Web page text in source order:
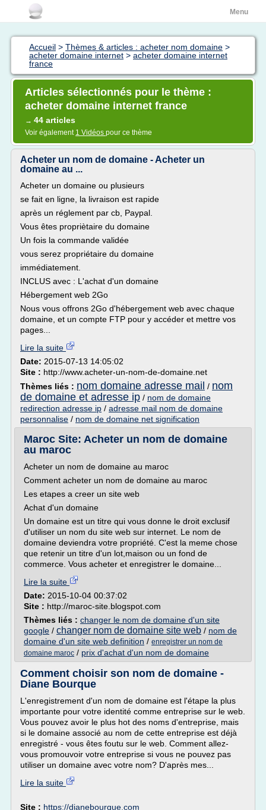
Menu
Accueil > Thèmes & articles : acheter nom domaine >
acheter domaine internet > acheter domaine internet
france
Articles sélectionnés pour le thème :
acheter domaine internet france
→ 44 articles
Voir également 1 Vidéos pour ce thème
Acheter un nom de domaine - Acheter un
domaine au ...
Acheter un domaine ou plusieurs
se fait en ligne, la livraison est rapide
après un réglement par cb, Paypal.
Vous êtes propriètaire du domaine
Un fois la commande validée
vous serez propriétaire du domaine
immédiatement.
INCLUS avec : L'achat d'un domaine
Hébergement web 2Go
Nous vous offrons 2Go d'hébergement web avec chaque
domaine, et un compte FTP pour y accéder et mettre vos
pages...
Lire la suite
Date: 2015-07-13 14:05:02
Site : http://www.acheter-un-nom-de-domaine.net
Thèmes liés : nom domaine adresse mail / nom
de domaine et adresse ip / nom de domaine
redirection adresse ip / adresse mail nom de domaine
personnalise / nom de domaine net signification
Maroc Site: Acheter un nom de domaine
au maroc
Acheter un nom de domaine au maroc
Comment acheter un nom de domaine au maroc
Les etapes a creer un site web
Achat d'un domaine
Un domaine est un titre qui vous donne le droit exclusif
d'utiliser un nom du site web sur internet. Le nom de
domaine deviendra votre propriété. C'est la meme chose
que retenir un titre d'un lot,maison ou un fond de
commerce. Vous acheter et enregistrer le domaine...
Lire la suite
Date: 2015-10-04 00:37:02
Site : http://maroc-site.blogspot.com
Thèmes liés : changer le nom de domaine d'un site
google / changer nom de domaine site web / nom de
domaine d'un site web definition / enregistrer un nom de
domaine maroc / prix d'achat d'un nom de domaine
Comment choisir son nom de domaine -
Diane Bourque
L'enregistrement d'un nom de domaine est l'étape la plus
importante pour votre identité comme entreprise sur le web.
Vous pouvez avoir le plus hot des noms d'entreprise, mais
si le domaine associé au nom de cette entreprise est déjà
enregistré - vous êtes foutu sur le web. Comment allez-
vous promouvoir votre entreprise si vous ne pouvez pas
utiliser un domaine avec votre nom? D'après mes...
Lire la suite
Site : https://dianebourque.com